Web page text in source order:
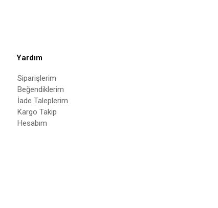
Yardım
Siparişlerim
Beğendiklerim
İade Taleplerim
Kargo Takip
Hesabım